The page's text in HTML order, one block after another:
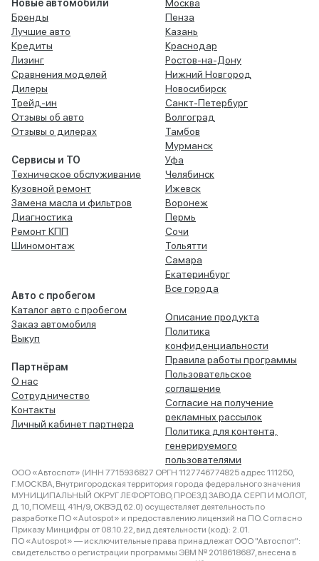
Новые автомобили
Бренды
Лучшие авто
Кредиты
Лизинг
Сравнения моделей
Дилеры
Трейд-ин
Отзывы об авто
Отзывы о дилерах
Сервисы и ТО
Техническое обслуживание
Кузовной ремонт
Замена масла и фильтров
Диагностика
Ремонт КПП
Шиномонтаж
Авто с пробегом
Каталог авто с пробегом
Заказ автомобиля
Выкуп
Партнёрам
О нас
Сотрудничество
Контакты
Личный кабинет партнера
Москва
Пенза
Казань
Краснодар
Ростов-на-Дону
Нижний Новгород
Новосибирск
Санкт-Петербург
Волгоград
Тамбов
Мурманск
Уфа
Челябинск
Ижевск
Воронеж
Пермь
Сочи
Тольятти
Самара
Екатеринбург
Все города
Описание продукта
Политика
конфиденциальности
Правила работы программы
Пользовательское
соглашение
Согласие на получение
рекламных рассылок
Политика для контента,
генерируемого
пользователями
ООО «Автоспот» (ИНН 7715936827 ОРГН 1127746774825 адрес 111250,
Г.МОСКВА, Внутригородская территория города федерального значения
МУНИЦИПАЛЬНЫЙ ОКРУГ ЛЕФОРТОВО, ПРОЕЗД ЗАВОДА СЕРП И МОЛОТ,
Д. 10, ПОМЕЩ. 41Н/9, ОКВЭД 62.0) осуществляет деятельность по
разработке ПО «Autospot» и предоставлению лицензий на ПО. Согласно
Приказу Минцифры от 08.10.22, вид деятельности (код): 2.01.
ПО «Autospot» — исключительные права принадлежат ООО "Автоспот":
свидетельство о регистрации программы ЭВМ № 2018618687, внесена в